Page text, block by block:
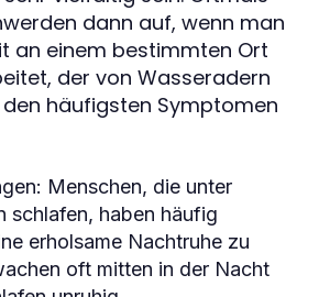
dann auf, wenn man
an einem bestimmten Ort
der von Wasseradern
häufigsten Symptomen
Menschen, die unter
schlafen, haben häufig
erholsame Nachtruhe zu
oft mitten in der Nacht